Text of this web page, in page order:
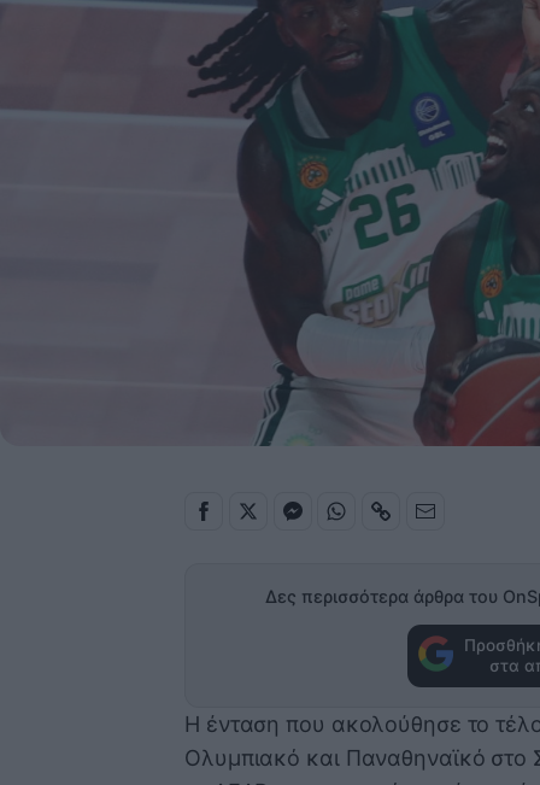
Δες περισσότερα άρθρα του
στα
Η ένταση που ακολούθησε το
Ολυμπιακό και Παναθηναϊκό στο